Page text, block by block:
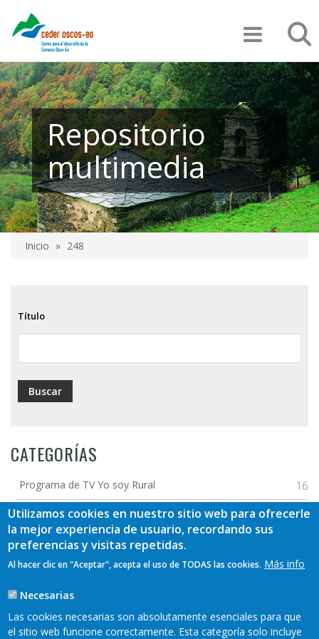
contenido
Repositorio
multimedia
de
ayuda
a
la
Inicio 248
Título
CATEGORÍAS
Programa de TV Yo soy Rural 16
Otros vídeos 2
ETIQUETAS
Más
Utilizamos cookies en nuestro sitio web para ofrecerle
la mejor experiencia de usuario, recordando sus
preferencias y visitas repetidas.
Al hacer clic en "Aceptar", acepta el uso de TODAS las cookies. Más info
Necesarias
Las cookies necesarias son absolutamente esenciales para que
el sitio web funcione correctamente. Esta categoría solo incluye